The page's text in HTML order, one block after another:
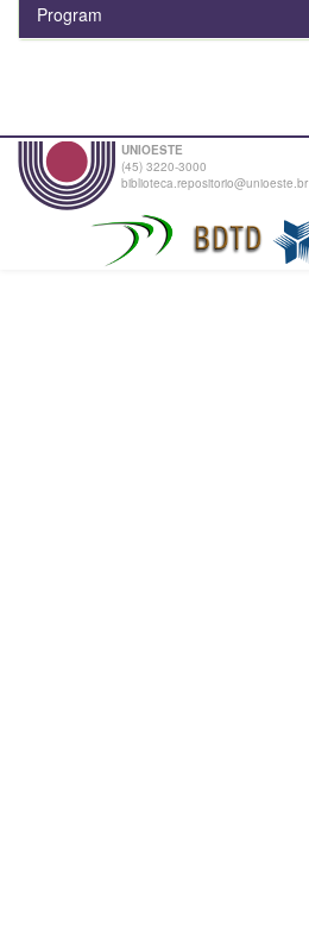
Program
UNIOESTE
(45) 3220-3000
biblioteca.repositorio@unioeste.br